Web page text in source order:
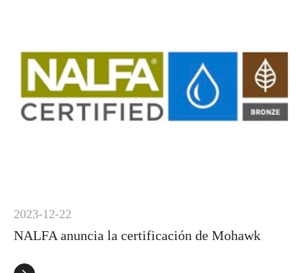
2023-12-22
NALFA anuncia la certificación de Mohawk